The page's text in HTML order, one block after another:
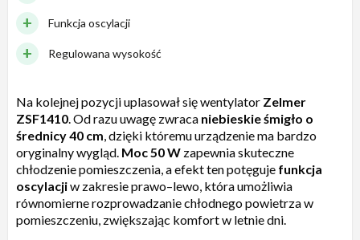
Funkcja oscylacji
Regulowana wysokość
Na kolejnej pozycji uplasował się wentylator Zelmer
ZSF1410 . Od razu uwagę zwraca niebieskie śmigło o
średnicy 40 cm , dzięki któremu urządzenie ma bardzo
oryginalny wygląd. Moc 50 W zapewnia skuteczne
chłodzenie pomieszczenia, a efekt ten potęguje funkcja
oscylacjiw zakresie prawo–lewo, która umożliwia
równomierne rozprowadzanie chłodnego powietrza w
pomieszczeniu, zwiększając komfort w letnie dni.